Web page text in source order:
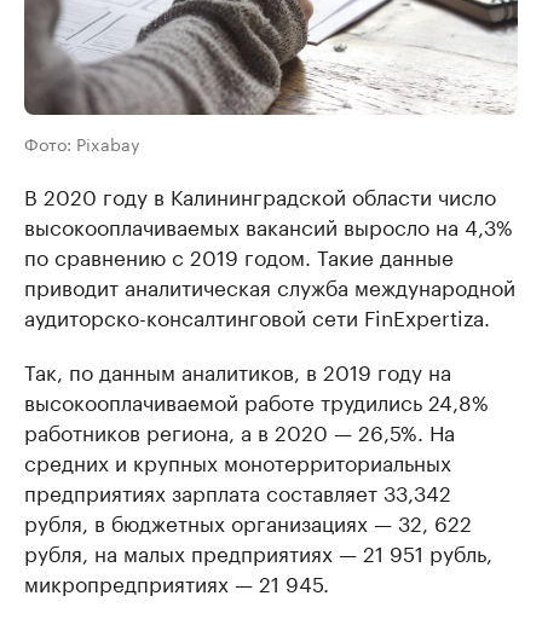
Фото: Pixabay
В 2020 году в Калининградской области число
высокооплачиваемых вакансий выросло на 4,3%
по сравнению с 2019 годом. Такие данные
приводит аналитическая служба международной
аудиторско-консалтинговой сети FinExpertiza.
Так, по данным аналитиков, в 2019 году на
высокооплачиваемой работе трудились 24,8%
работников региона, а в 2020 — 26,5%. На
средних и крупных монотерриториальных
предприятиях зарплата составляет 33,342
рубля, в бюджетных организациях — 32, 622
рубля, на малых предприятиях — 21 951 рубль,
микропредприятиях — 21 945.